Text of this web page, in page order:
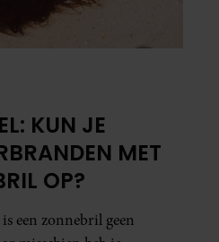
KUN JE
MET
OP?
een zonnebril geen